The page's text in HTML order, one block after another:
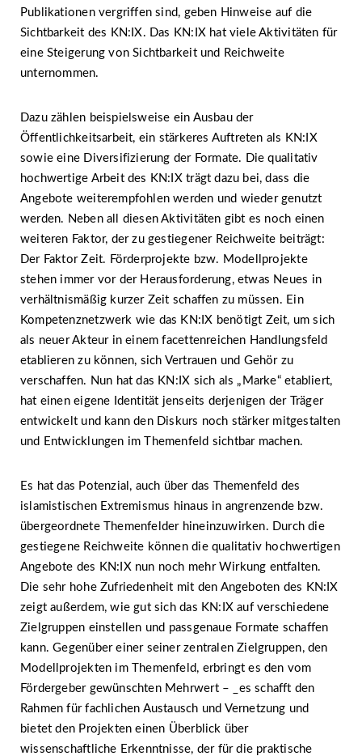
Publikationen vergriffen sind, geben Hinweise auf die
Sichtbarkeit des KN:IX. Das KN:IX hat viele Aktivitäten für
eine Steigerung von Sichtbarkeit und Reichweite
unternommen.
Dazu zählen beispielsweise ein Ausbau der
Öffentlichkeitsarbeit, ein stärkeres Auftreten als KN:IX
sowie eine Diversifizierung der Formate. Die qualitativ
hochwertige Arbeit des KN:IX trägt dazu bei, dass die
Angebote weiterempfohlen werden und wieder genutzt
werden. Neben all diesen Aktivitäten gibt es noch einen
weiteren Faktor, der zu gestiegener Reichweite beiträgt:
Der Faktor Zeit. Förderprojekte bzw. Modellprojekte
stehen immer vor der Herausforderung, etwas Neues in
verhältnismäßig kurzer Zeit schaffen zu müssen. Ein
Kompetenznetzwerk wie das KN:IX benötigt Zeit, um sich
als neuer Akteur in einem facettenreichen Handlungsfeld
etablieren zu können, sich Vertrauen und Gehör zu
verschaffen. Nun hat das KN:IX sich als „Marke“ etabliert,
hat einen eigene Identität jenseits derjenigen der Träger
entwickelt und kann den Diskurs noch stärker mitgestalten
und Entwicklungen im Themenfeld sichtbar machen.
Es hat das Potenzial, auch über das Themenfeld des
islamistischen Extremismus hinaus in angrenzende bzw.
übergeordnete Themenfelder hineinzuwirken. Durch die
gestiegene Reichweite können die qualitativ hochwertigen
Angebote des KN:IX nun noch mehr Wirkung entfalten.
Die sehr hohe Zufriedenheit mit den Angeboten des KN:IX
zeigt außerdem, wie gut sich das KN:IX auf verschiedene
Zielgruppen einstellen und passgenaue Formate schaffen
kann. Gegenüber einer seiner zentralen Zielgruppen, den
Modellprojekten im Themenfeld, erbringt es den vom
Fördergeber gewünschten Mehrwert – _es schafft den
Rahmen für fachlichen Austausch und Vernetzung und
bietet den Projekten einen Überblick über
wissenschaftliche Erkenntnisse, der für die praktische